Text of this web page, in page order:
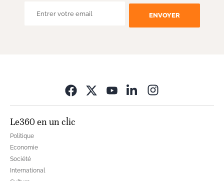
ENVOYER
Le360 en un clic
Politique
Economie
Société
International